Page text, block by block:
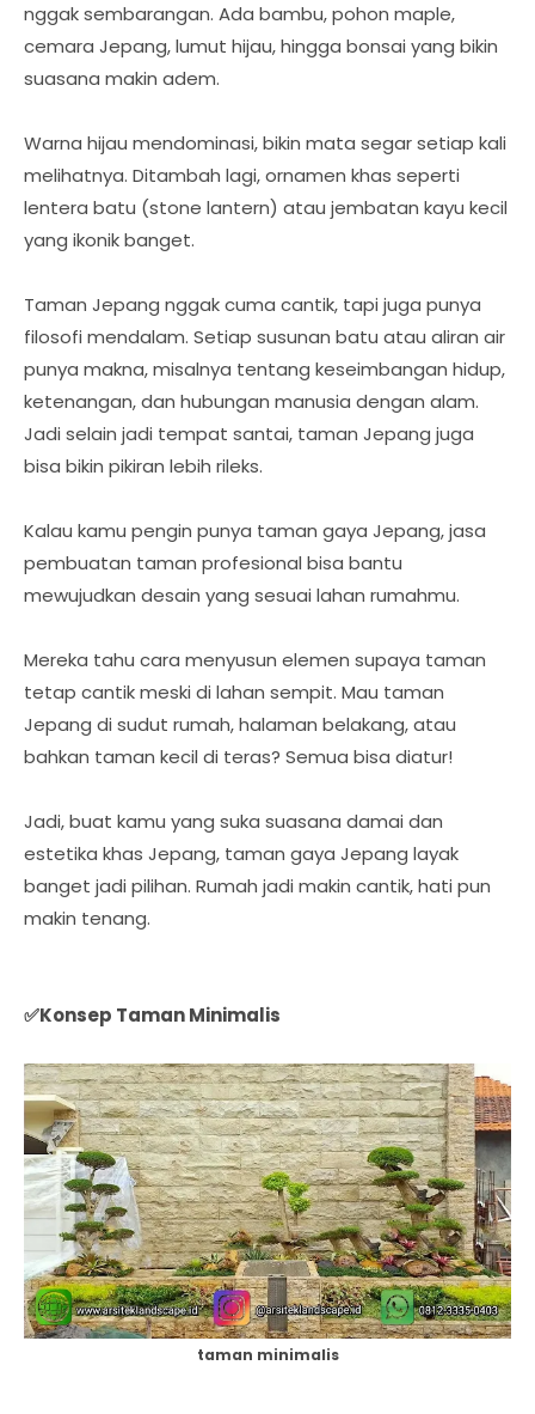
nggak sembarangan. Ada bambu, pohon maple,
cemara Jepang, lumut hijau, hingga bonsai yang bikin
suasana makin adem.
Warna hijau mendominasi, bikin mata segar setiap kali
melihatnya. Ditambah lagi, ornamen khas seperti
lentera batu (stone lantern) atau jembatan kayu kecil
yang ikonik banget.
Taman Jepang nggak cuma cantik, tapi juga punya
filosofi mendalam. Setiap susunan batu atau aliran air
punya makna, misalnya tentang keseimbangan hidup,
ketenangan, dan hubungan manusia dengan alam.
Jadi selain jadi tempat santai, taman Jepang juga
bisa bikin pikiran lebih rileks.
Kalau kamu pengin punya taman gaya Jepang, jasa
pembuatan taman profesional bisa bantu
mewujudkan desain yang sesuai lahan rumahmu.
Mereka tahu cara menyusun elemen supaya taman
tetap cantik meski di lahan sempit. Mau taman
Jepang di sudut rumah, halaman belakang, atau
bahkan taman kecil di teras? Semua bisa diatur!
Jadi, buat kamu yang suka suasana damai dan
estetika khas Jepang, taman gaya Jepang layak
banget jadi pilihan. Rumah jadi makin cantik, hati pun
makin tenang.
✅Konsep Taman Minimalis
taman minimalis